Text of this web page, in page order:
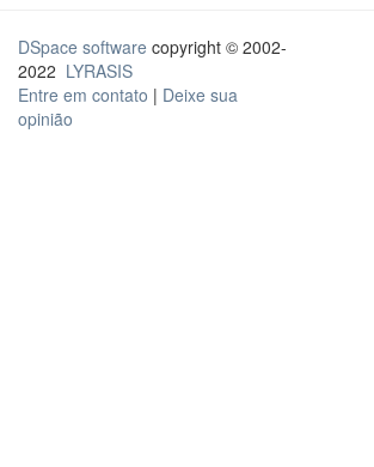
DSpace software copyright © 2002-
2022 LYRASIS
Entre em contato | Deixe sua
opinião